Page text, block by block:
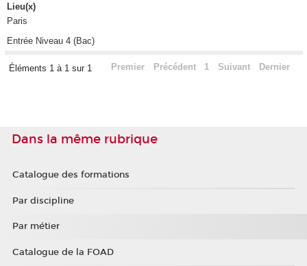
Lieu(x)
Paris
Entrée Niveau 4 (Bac)
Éléments 1 à 1 sur 1 Premier Précédent 1 Suivant Dernier
Dans la même rubrique
Catalogue des formations
Par discipline
Par métier
Catalogue de la FOAD